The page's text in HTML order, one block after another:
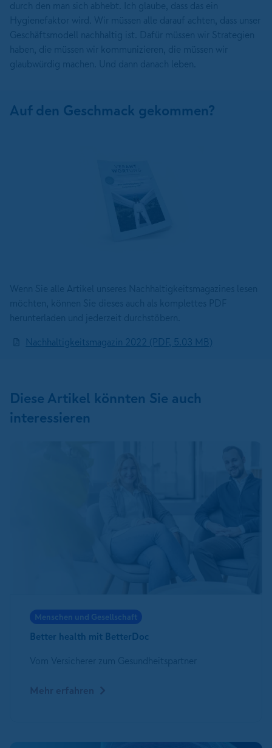
Auf den Geschmack gekommen?
Nachhaltigkeitsmagazin 2022 (PDF, 5.03 MB)
Diese Artikel könnten Sie auch
interessieren
Menschen und Gesellschaft
Better health mit BetterDoc
Mehr erfahren